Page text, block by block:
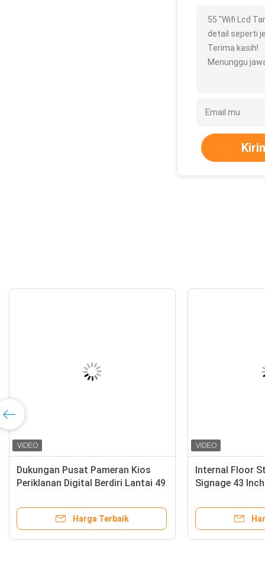
55 "Wifi Lcd
detail seperti
Terima kasih!
Menunggu
Dukungan Pusat Pameran Kios
Periklanan Digital Berdiri Lantai 49
Harga Terbaik